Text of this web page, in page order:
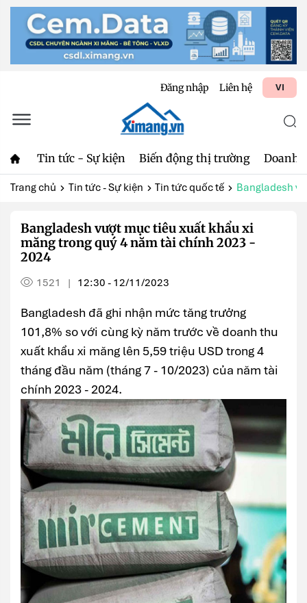
Đăng nhập Liên hệ VI
Tin tức - Sự kiện Biến động thị trường Doanh
Trang chủ Tin tức - Sự kiện Tin tức quốc tế Bangladesh
Bangladesh vượt mục tiêu xuất khẩu xi
măng trong quý 4 năm tài chính 2023 -
2024
1521 | 12:30 - 12/11/2023
Bangladesh đã ghi nhận mức tăng trưởng
101,8% so với cùng kỳ năm trước về doanh thu
xuất khẩu xi măng lên 5,59 triệu USD trong 4
tháng đầu năm (tháng 7 - 10/2023) của năm tài
chính 2023 - 2024.